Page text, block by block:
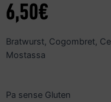
6,50€
Bratwurst, Cogombret,
Mostassa
Pa sense Gluten